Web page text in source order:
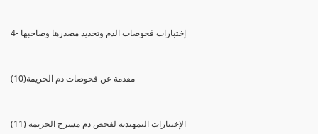
4- إختبارات فحوصات الدم وتحديد مصدرها وصاحبها
(10)مقدمة عن فحوصات دم الجريمة
(11) الإختبارات التمهيدية لفحص دم مسرح الجريمة